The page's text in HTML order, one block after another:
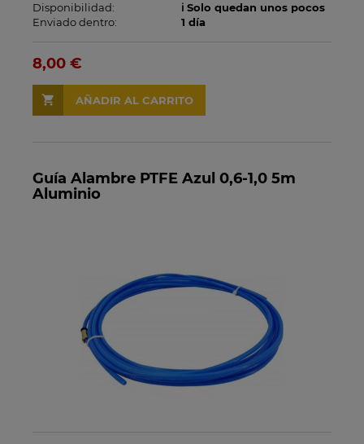
Disponibilidad:
ℹ️ Solo quedan unos pocos
Enviado dentro:
1 día
8,00 €
AÑADIR AL CARRITO
Guía Alambre PTFE Azul 0,6-1,0 5m
Aluminio